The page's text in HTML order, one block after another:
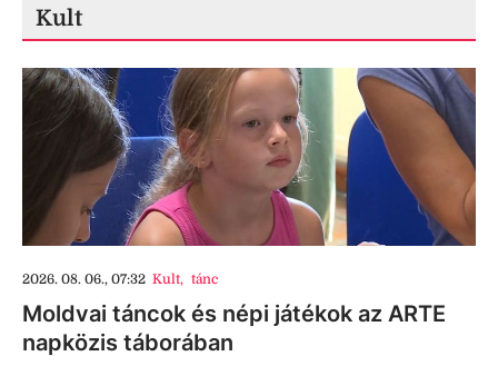
Kult
2026. 08. 06., 07:32 Kult, tánc
Moldvai táncok és népi játékok az ARTE
napközis táborában